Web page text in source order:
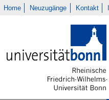
Home Neuzugänge Kontakt